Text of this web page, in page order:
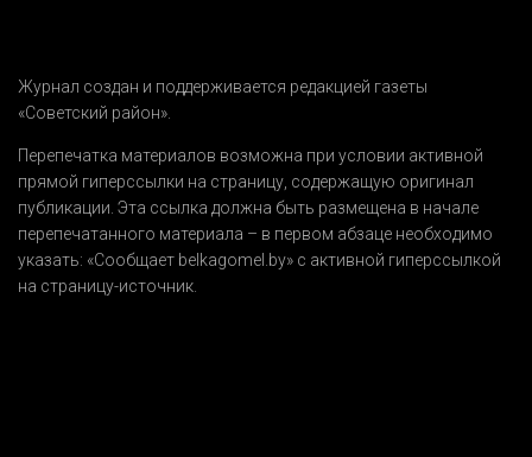
Журнал создан и поддерживается редакцией газеты
«Советский район».
Перепечатка материалов возможна при условии активной
прямой гиперссылки на страницу, содержащую оригинал
публикации. Эта ссылка должна быть размещена в начале
перепечатанного материала – в первом абзаце необходимо
указать: «Сообщает belkagomel.by» с активной гиперссылкой
на страницу-источник.